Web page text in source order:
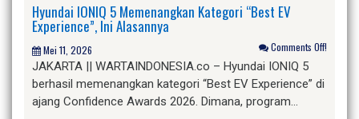
Hyundai IONIQ 5 Memenangkan Kategori “Best EV
Experience”, Ini Alasannya
Mei 11, 2026 Comments Off!
JAKARTA || WARTAINDONESIA.co – Hyundai IONIQ 5
berhasil memenangkan kategori “Best EV Experience” di
ajang Confidence Awards 2026. Dimana, program…